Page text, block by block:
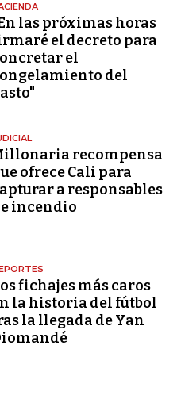
las próximas horas
el decreto para
el
del
recompensa
ofrece Cali para
a responsables
incendio
fichajes más caros
la historia del fútbol
la llegada de Yan